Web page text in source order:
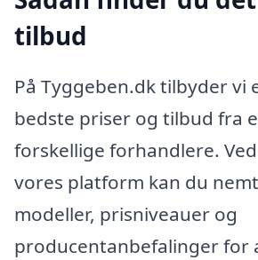
tilbud
På Tyggeben.dk tilbyder vi
bedste priser og tilbud fra
forskellige forhandlere.
vores platform kan du
modeller, prisniveauer og
producentanbefalinger for